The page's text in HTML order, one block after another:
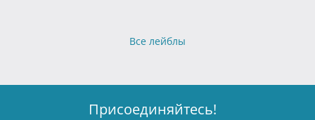
Все лейблы
Присоединяйтесь!